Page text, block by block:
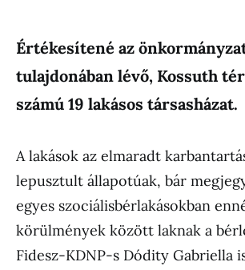
Értékesítené az
tulajdonában lévő, Kossuth
számú 19 lakásos társasházat.
A lakások az elmaradt
lepusztult állapotúak, bár
egyes szociálisbérlakásokban
körülmények között laknak a
Fidesz-KDNP-s Dódity Gabriella